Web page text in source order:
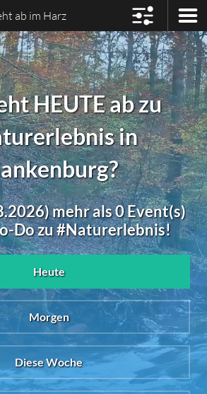
ab im Harz
HEUTE ab zu
in
mehr als 0 Event(s)
Do zu #Naturerlebnis!
Heute
Morgen
Diese Woche